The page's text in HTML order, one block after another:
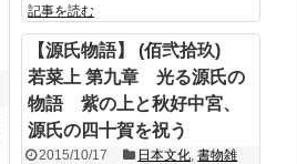
記事を読む
【源氏物語】 (佰弐拾玖)
若菜上 第九章 光る源氏の
物語 紫の上と秋好中宮、
源氏の四十賀を祝う
2015/10/17 日本文化 ,書物雑